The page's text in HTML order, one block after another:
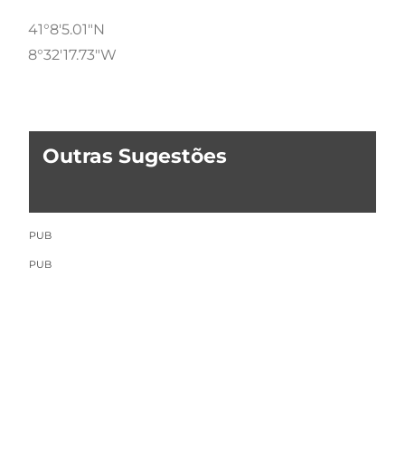
41°8'5.01"N
8°32'17.73"W
Outras Sugestões
PUB
PUB